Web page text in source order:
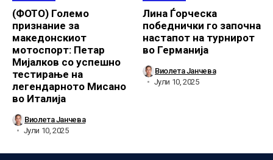
(ФОТО) Големо
признание за
македонскиот
мотоспорт: Петар
Мијалков со успешно
тестирање на
легендарното Мисано
во Италија
Виолета Јанчева
Јули 10, 2025
Лина Ѓорческа
победнички го започна
настапот на турнирот
во Германија
Виолета Јанчева
Јули 10, 2025